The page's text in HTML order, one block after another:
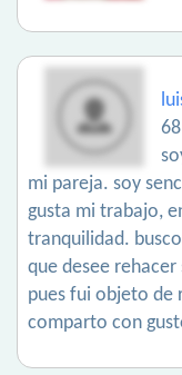
mi pareja. soy
gusta mi trabajo,
tranquilidad.
que desee
pues fui objeto de
comparto con